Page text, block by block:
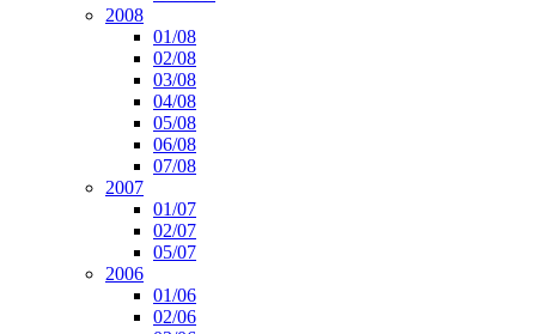
2008
01/08
02/08
03/08
04/08
05/08
06/08
07/08
2007
01/07
02/07
05/07
2006
01/06
02/06